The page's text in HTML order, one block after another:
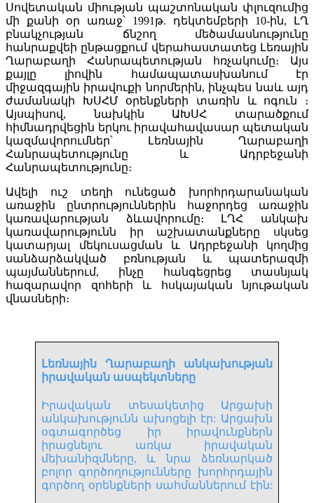
Սովետական միության պաշտոնական փլուզումից
մի քանի օր առաջ՝ 1991թ. դեկտեմբերի 10-ին, ԼՂ
բնակչության ճնշող մեծամասնությունը
հանրաքվեի ընթացքում վերահաստատեց Լեռային
Ղարաբաղի Հանրապետության հռչակումը։ Այս
քայլը լիովին համապատասխանում էր
միջազգային իրավուքի նորմերին, ինչպես նաև այդ
ժամանակի ԽՍՀՄ օրենքների տառին և ոգուն ։
Այսպիսով, նախկին ԱԽՍՀ տարածքում
հիմնադրվեցին երկու իրավահավասար պետական
կազմավորումներ՝ Լեռնային Ղարաբաղի
Հանրապետությունը և Ադրբեջանի
Հանրապետությունը։
Ավելի ուշ տեղի ունեցած խորհրդարանական
առաջին ընտրություններին հաջորդեց առաջին
կառավարության ձևավորումը։ ԼՂՀ անկախ
կառավարությունն իր աշխատանքները սկսեց
կատարյալ մեկուսացման և Ադրբեջանի կողմից
սանձարձակված բռնության և պատերազմի
պայմաններում, ինչը հանգեցրեց տասնյակ
հազարավոր զոհերի և հսկայական նյութական
վնասների։
Լեռնային Ղարաբաղի անկախության
իրավական ասպեկտները
Իրավական տեսակետից Արցախի
անկախությունն ախոցելի էր: Արցախն
օգտագործեց իր իրավունքներն
իրացնելու առկա իրավական
մեխանիզմները, և նրա ձեռնարկած
բոլոր գործողությունները խորհրդային
գործող օրենքների սահմաններում էին: